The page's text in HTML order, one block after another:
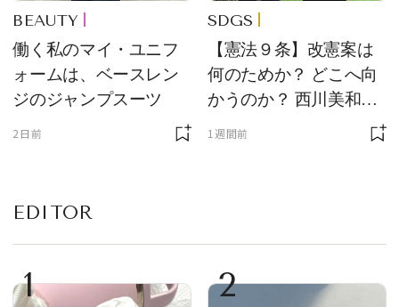
BEAUTY
働く私のマイ・ユニフ
ォームは、ベースレン
ジのジャンプスーツ
2日前
SDGS
【憲法９条】改憲案は
何のためか？ どこへ向
かうのか？ 西川美和さ
んと木村草太さんが読
1週間前
EDITOR
1 2